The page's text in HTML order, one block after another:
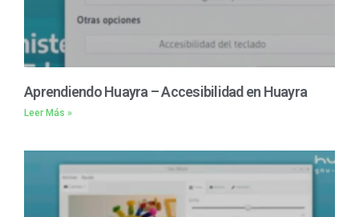
Aprendiendo Huayra – Accesibilidad en Huayra
Leer Más »